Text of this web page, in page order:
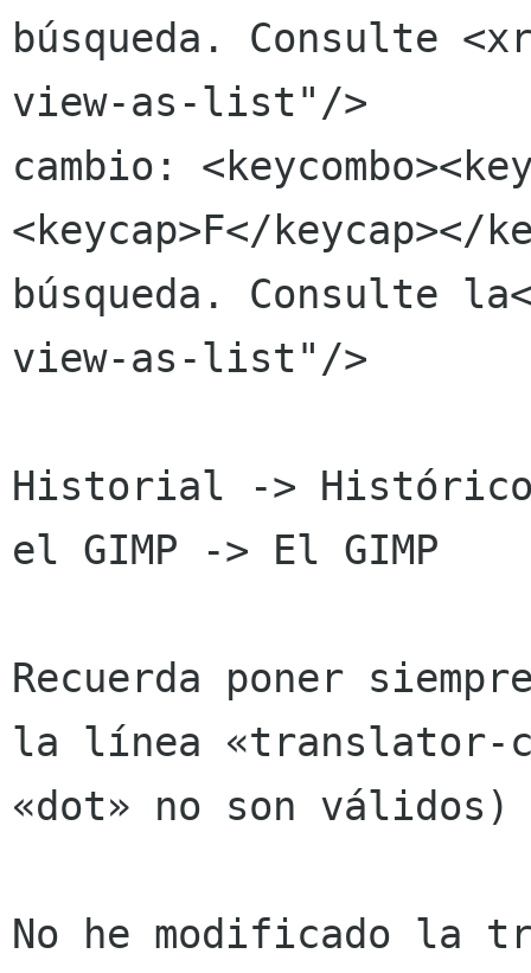
búsqueda. Consulte
view-as-list"/>
cambio:
<keycap>F</keycap></
búsqueda. Consulte
view-as-list"/>
Historial ->
el GIMP -> El GIMP
Recuerda poner
la línea «translator-
«dot» no son válidos)
No he modificado la